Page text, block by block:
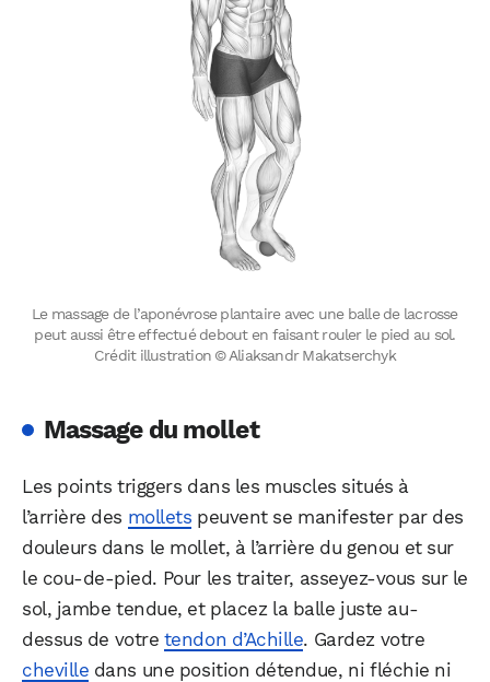
Le massage de l’aponévrose plantaire avec une balle de lacrosse
peut aussi être effectué debout en faisant rouler le pied au sol.
Crédit illustration © Aliaksandr Makatserchyk
Massage du mollet
Les points triggers dans les muscles situés à
l’arrière des mollets peuvent se manifester par des
douleurs dans le mollet, à l’arrière du genou et sur
le cou-de-pied. Pour les traiter, asseyez-vous sur le
sol, jambe tendue, et placez la balle juste au-
dessus de votre tendon d’Achille. Gardez votre
cheville dans une position détendue, ni fléchie ni
Facebook LinkedIn